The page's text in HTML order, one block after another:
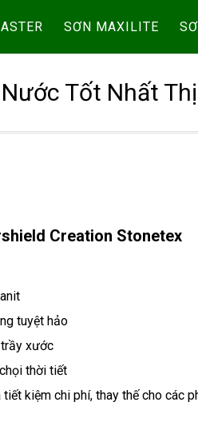
SƠN MAXILITE
Tốt Nhất
Creation Stonetex
tuyệt hảo
xước
thời tiết
kiệm chi phí, thay thế cho các